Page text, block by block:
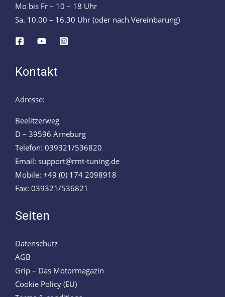
Mo bis Fr – 10 – 18 Uhr
Sa. 10.00 – 16.30 Uhr (oder nach Vereinbarung)
Kontakt
Adresse:
Beelitzerweg
D – 39596 Arneburg
Telefon: 039321/536820
Email: support@rmt-tuning.de
Mobile: +49 (0) 174 2098918
Fax: 039321/536821
Seiten
Datenschutz
AGB
Grip – Das Motormagazin
Cookie Policy (EU)